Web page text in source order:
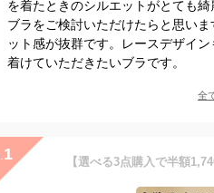
を着たときのシルエットがとても
ブラをご検討いただけたらと思い
ット感が抜群です。レースデザイ
着けていただきたいブラです。
全
1